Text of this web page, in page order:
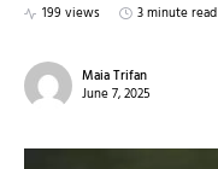
199 views 3 minute read
Maia Trifan
June 7, 2025